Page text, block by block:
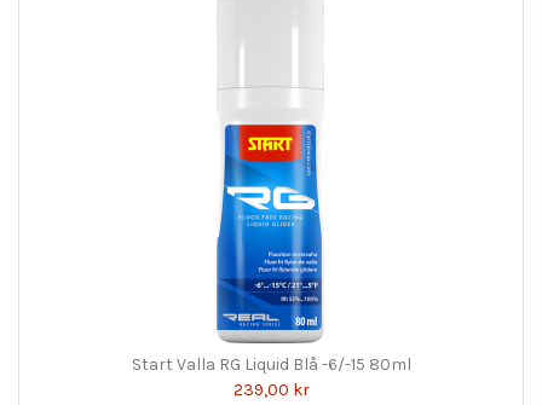
Start Valla RG Liquid Blå -6/-15 80ml
239,00 kr